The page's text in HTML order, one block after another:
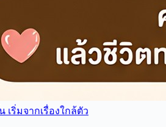
เริ่มจากเรื่องใกล้ตัว